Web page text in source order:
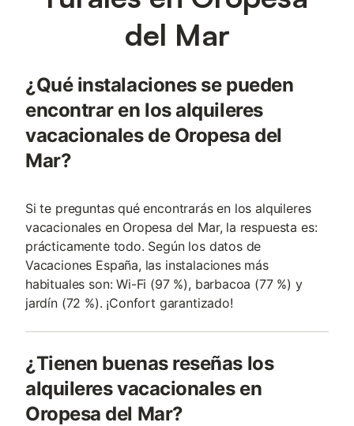
del Mar
¿Qué instalaciones se pueden
encontrar en los alquileres
vacacionales de Oropesa del
Mar?
Si te preguntas qué encontrarás en los alquileres
vacacionales en Oropesa del Mar, la respuesta es:
prácticamente todo. Según los datos de
Vacaciones España, las instalaciones más
habituales son: Wi-Fi (97 %), barbacoa (77 %) y
jardín (72 %). ¡Confort garantizado!
¿Tienen buenas reseñas los
alquileres vacacionales en
Oropesa del Mar?